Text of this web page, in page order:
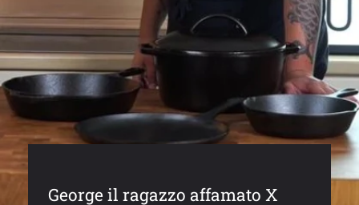
George il ragazzo affamato X